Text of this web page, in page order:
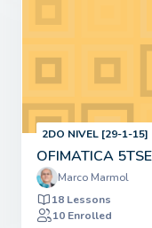
2DO NIVEL [29-1-15]
OFIMATICA
Marco Marmol
18 Lessons
10 Enrolled